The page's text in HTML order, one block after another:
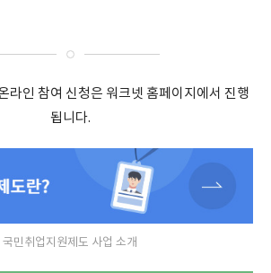
라인 참여 신청은 워크넷 홈페이지에서 진행
됩니다.
국민취업지원제도 사업 소개